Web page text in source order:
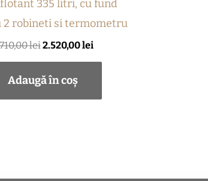
335 litri, cu fund
2 robineti si termometru
lei2.520,00lei
Adaugă în coș